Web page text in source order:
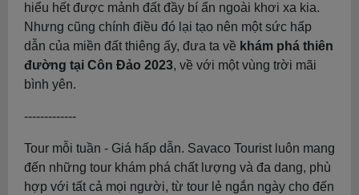
hiểu hết được mảnh đất đầy bí ẩn ngoài khơi xa kia.
Nhưng cũng chính điều đó lại tạo nên một sức hấp
dẫn của miền đất thiêng ấy, đưa ta về khám phá thiên
đường tại Côn Đảo 2023, về với một vùng trời mãi
bình yên.
-------------
Tour mỗi tuần - Giá hấp dẫn. Savaco Tourist luôn mang
đến những tour khám phá chất lượng và đa dang, phù
hợp với tất cả mọi người, từ tour lẻ ngắn ngày cho đến